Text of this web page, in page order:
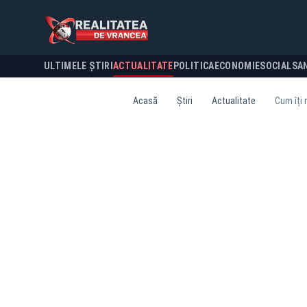
ULTIMELE ȘTIRI ACTUALITATE POLITICA ECONOMIESOCIAL
Acasă Știri Actualitate Cum îți